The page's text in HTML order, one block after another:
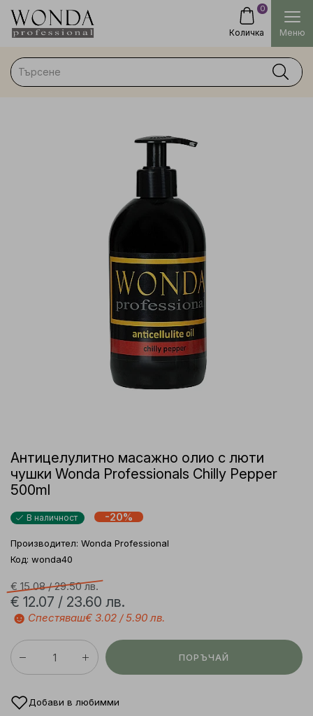
0
Количка Меню
Антицелулитно масажно олио с люти
чушки Wonda Professionals Chilly Pepper
500ml
В наличност -20%
Производител: Wonda Professional
Код: wonda40
€ 12.07 / 23.60 лв.
€ 15.08 /29.50 лв.
☻ Спестяваш€ 3.02 /5.90 лв.
ПОРЪЧАЙ
Добави в любимми